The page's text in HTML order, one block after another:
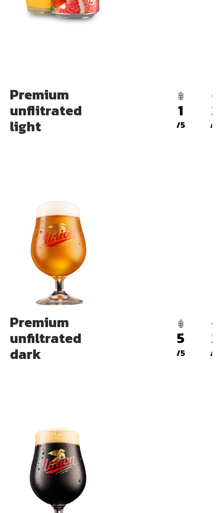
Premium
unflitrated
light
1
/5
2
/5
Premium
unfiltrated
dark
5
/5
2
/5